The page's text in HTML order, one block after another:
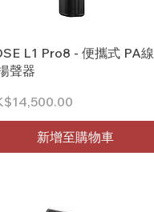
快速瀏覽
L1 Pro8 - 便攜式 PA線
聲器
新增至購物車